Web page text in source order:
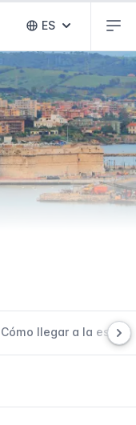
Abrir selector
ES
Cómo llegar a la